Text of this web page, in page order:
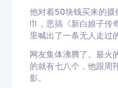
他对着50块钱买来的摄
巾，恶搞《新白娘子传
里喊出了一条无人走过
网友集体沸腾了。最火
的就有七八个，他跟周
影。